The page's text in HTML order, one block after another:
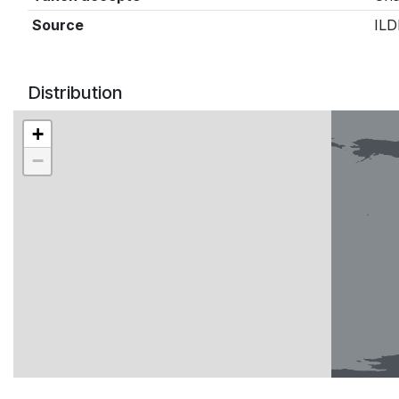
Source
Distribution
+
−